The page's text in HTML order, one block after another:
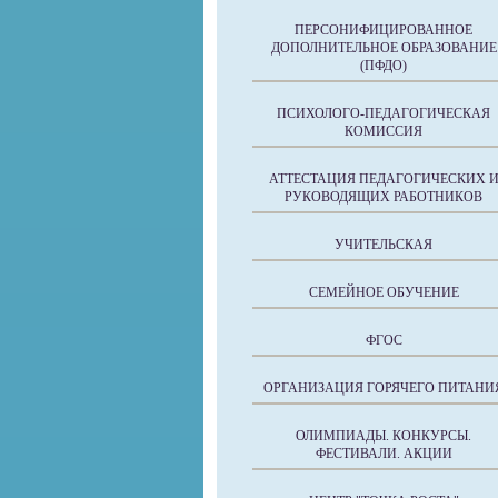
ПЕРСОНИФИЦИРОВАННОЕ
ДОПОЛНИТЕЛЬНОЕ ОБРАЗОВАНИЕ
(ПФДО)
ПСИХОЛОГО-ПЕДАГОГИЧЕСКАЯ
КОМИССИЯ
АТТЕСТАЦИЯ ПЕДАГОГИЧЕСКИХ И
РУКОВОДЯЩИХ РАБОТНИКОВ
УЧИТЕЛЬСКАЯ
СЕМЕЙНОЕ ОБУЧЕНИЕ
ФГОС
ОРГАНИЗАЦИЯ ГОРЯЧЕГО
ОЛИМПИАДЫ. КОНКУРСЫ.
ФЕСТИВАЛИ. АКЦИИ